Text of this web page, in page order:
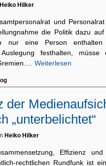
Heiko Hilker
und
die Politik dazu
nur eine Person
festhalten, müsse
Weiterlesen
der
„unterbelichtet“
Heiko Hilker
Effizienz und
rechtlichen Rundfunk ist